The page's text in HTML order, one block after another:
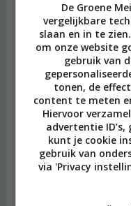
De Groene
vergelijkbare
slaan en in te
om onze website
gebruik van
tonen, de
content te meten
Hiervoor
advertentie
kunt je cookie
gebruik van
via 'Privacy